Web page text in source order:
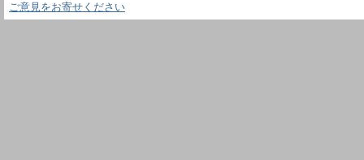
ご意見をお寄せください